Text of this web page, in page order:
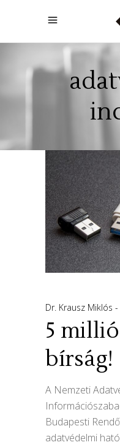
Dr. Krausz Miklós
5
bírság!
A Nemzeti
Budapesti
adatvédelmi